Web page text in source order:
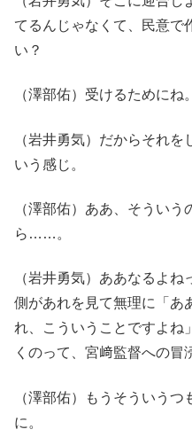
てるんじゃなくて、民意で
い？
（澤部佑）受けるためにね。
（岩井勇気）だからそれ
いう感じ。
（澤部佑）ああ、そうい
ら……。
（岩井勇気）ああなるよ
側があれを見て無理に「あ
れ、こういうことですよね
くのって、宮﨑監督への冒
（澤部佑）もうそういう
に。